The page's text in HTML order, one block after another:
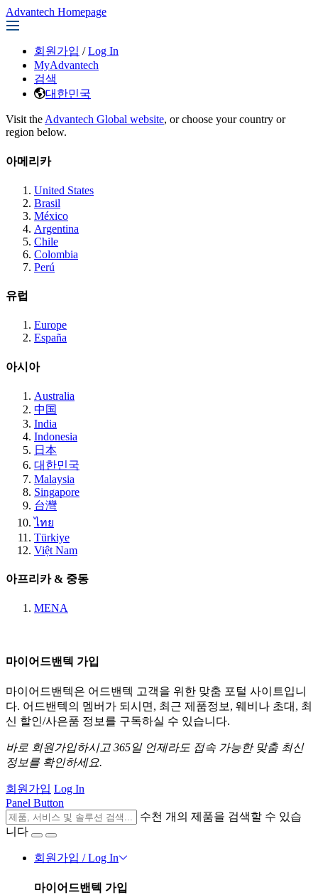
Advantech Homepage
회원가입 / Log In
MyAdvantech
검색
대한민국
Visit the Advantech Global website, or choose your country or
region below.
아메리카
United States
Brasil
México
Argentina
Chile
Colombia
Perú
유럽
Europe
España
아시아
Australia
中国
India
Indonesia
日本
대한민국
Malaysia
Singapore
台灣
ไทย
Türkiye
Việt Nam
아프리카 & 중동
MENA
마이어드밴텍 가입
마이어드밴텍은 어드밴텍 고객을 위한 맞춤 포털 사이트입니
다. 어드밴텍의 멤버가 되시면, 최근 제품정보, 웨비나 초대, 최
신 할인/사은품 정보를 구독하실 수 있습니다.
바로 회원가입하시고 365일 언제라도 접속 가능한 맞춤 최신
정보를 확인하세요.
회원가입 Log In
Panel Button
수천 개의 제품을 검색할 수 있습
니다
회원가입 / Log In
마이어드밴텍 가입